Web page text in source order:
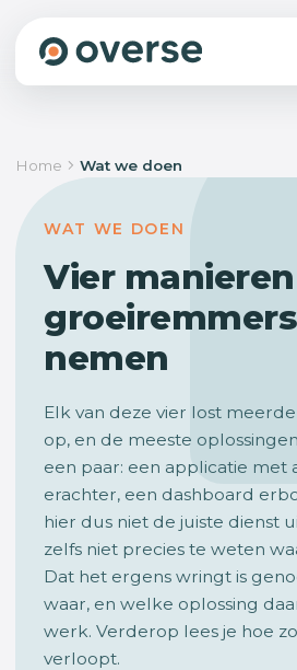
Home Wat we doen
WAT WE DOEN
Vier
nemen
Elk van deze vier lost
op, en de meeste
een paar: een applicatie met
erachter, een dashboard
hier dus niet de juiste dienst
zelfs niet precies te weten
Dat het ergens wringt is
waar, en welke oplossing
werk. Verderop lees je hoe
verloopt.